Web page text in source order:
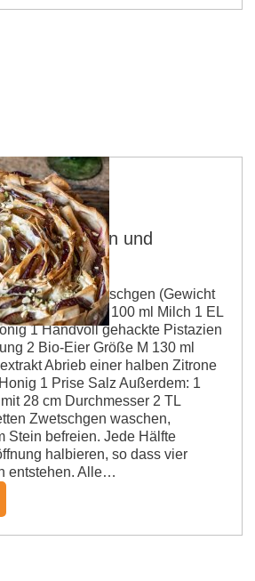
Zwetschgen und
450 g Zwetschgen (Gewicht
Filoteig 50 – 100 ml Milch 1 EL
1 Handvoll gehackte Pistazien
2 Bio-Eier Größe M 130 ml
Abrieb einer halben Zitrone
1 Prise Salz Außerdem: 1
28 cm Durchmesser 2 TL
Zwetschgen waschen,
Stein befreien. Jede Hälfte
halbieren, so dass vier
entstehen. Alle…